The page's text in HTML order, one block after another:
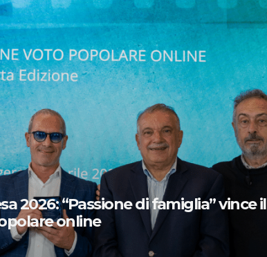
2026: “Passione di famiglia” vince il
online